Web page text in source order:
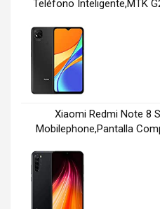
Teléfono Inteligente,MTK
Xiaomi Redmi Note 8
Mobilephone,Pantalla